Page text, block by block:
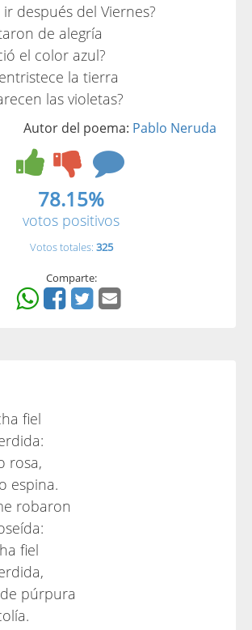
ir después del Viernes?
de alegría
el color azul?
la tierra
las violetas?
Autor del poema: Pablo Neruda
78.15%
votos positivos
Votos totales: 325
Comparte:
fiel
rosa,
espina.
robaron
fiel
púrpura